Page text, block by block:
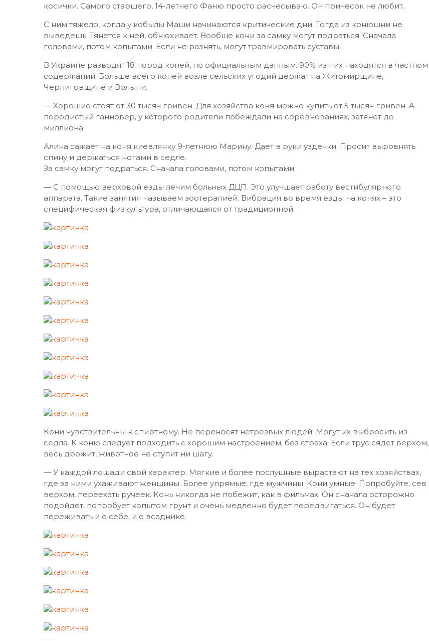
косички. Самого старшего, 14-летнего Фаню просто расчесываю. Он причесок не любит.
С ним тяжело, когда у кобылы Маши начинаются критические дни. Тогда из конюшни не
выведешь. Тянется к ней, обнюхивает. Вообще кони за самку могут подраться. Сначала
головами, потом копытами. Если не разнять, могут травмировать суставы.
В Украине разводят 18 пород коней, по официальным данным. 90% из них находятся в частном
содержании. Больше всего коней возле сельских угодий держат на Житомирщине,
Черниговщине и Волыни.
— Хорошие стоят от 30 тысяч гривен. Для хозяйства коня можно купить от 5 тысяч гривен. А
породистый ганновер, у которого родители побеждали на соревнованиях, затянет до
миллиона.
Алина сажает на коня киевлянку 9-летнюю Марину. Дает в руки уздечки. Просит выровнять
спину и держаться ногами в седле.
За самку могут подраться. Сначала головами, потом копытами
— С помощью верховой езды лечим больных ДЦП. Это улучшает работу вестибулярного
аппарата. Такие занятия называем зоотерапией. Вибрация во время езды на конях – это
специфическая физкультура, отличающаяся от традиционной.
Кони чувствительны к спиртному. Не переносят нетрезвых людей. Могут их выбросить из
седла. К коню следует подходить с хорошим настроением, без страха. Если трус сядет верхом,
весь дрожит, животное не ступит ни шагу.
— У каждой лошади свой характер. Мягкие и более послушные вырастают на тех хозяйствах,
где за ними ухаживают женщины. Более упрямые, где мужчины. Кони умные. Попробуйте, сев
верхом, переехать ручеек. Конь никогда не побежит, как в фильмах. Он сначала осторожно
подойдет, попробует копытом грунт и очень медленно будет передвигаться. Он будет
переживать и о себе, и о всаднике.